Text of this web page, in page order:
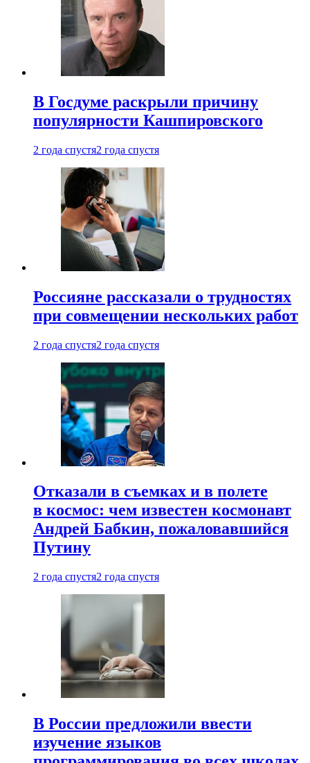
В Госдуме раскрыли причину
популярности Кашпировского
2 года спустя2 года спустя
Россияне рассказали о трудностях
при совмещении нескольких работ
2 года спустя2 года спустя
Отказали в съемках и в полете
в космос: чем известен космонавт
Андрей Бабкин, пожаловавшийся
Путину
2 года спустя2 года спустя
В России предложили ввести
изучение языков